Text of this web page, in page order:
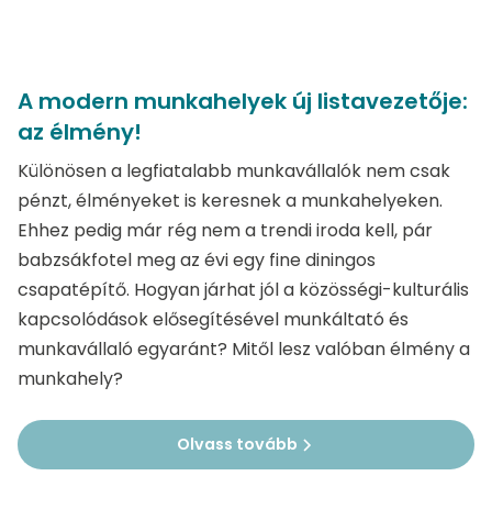
A modern munkahelyek új listavezetője:
az élmény!
Különösen a legfiatalabb munkavállalók nem csak
pénzt, élményeket is keresnek a munkahelyeken.
Ehhez pedig már rég nem a trendi iroda kell, pár
babzsákfotel meg az évi egy fine diningos
csapatépítő. Hogyan járhat jól a közösségi-kulturális
kapcsolódások elősegítésével munkáltató és
munkavállaló egyaránt? Mitől lesz valóban élmény a
munkahely?
Olvass tovább